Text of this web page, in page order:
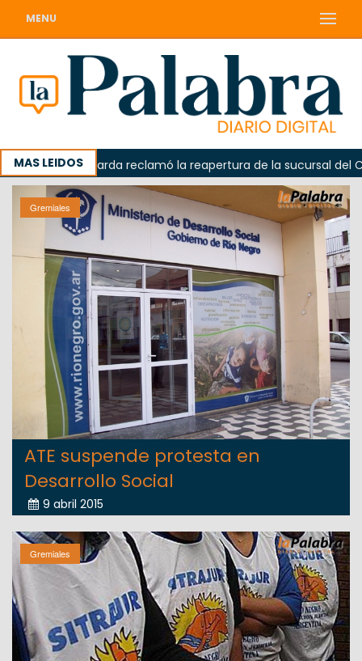
MENU
MAS LEIDOS
Odarda reclamó la reapertura de la sucursal del Correo
Gremiales
ATE suspende protesta en
Desarrollo Social
9 abril 2015
Gremiales